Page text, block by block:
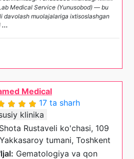
Medical Service (Yunusobod) — bu
davolash muolajalariga ixtisoslashgan
...
Medical
17 ta sharh
klinika
Shota Rustaveli ko'chasi, 109
tumani, Toshkent
Gematologiya va qon